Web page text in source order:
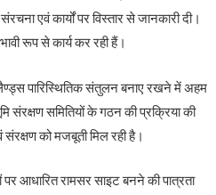
एवं कार्यों पर विस्तार से जानकारी दी।
रूप से कार्य कर रही हैं।
पारिस्थितिक संतुलन बनाए रखने में अहम
संरक्षण समितियों के गठन की प्रक्रिया की
को मजबूती मिल रही है।
पर आधारित रामसर साइट बनने की पात्रता